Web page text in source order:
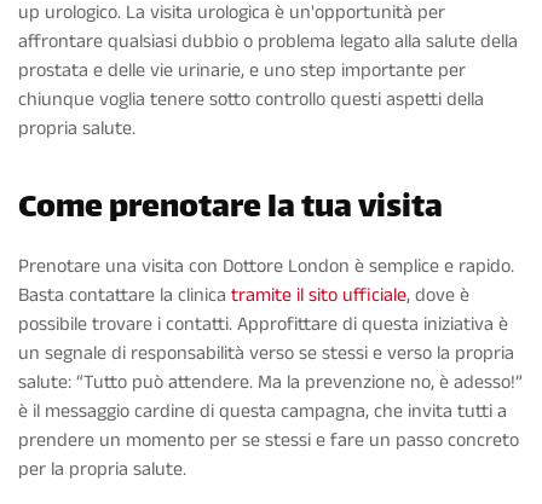
up urologico. La visita urologica è un'opportunità per
affrontare qualsiasi dubbio o problema legato alla salute della
prostata e delle vie urinarie, e uno step importante per
chiunque voglia tenere sotto controllo questi aspetti della
propria salute.
Come prenotare la tua visita
Prenotare una visita con Dottore London è semplice e rapido.
Basta contattare la clinica tramite il sito ufficiale, dove è
possibile trovare i contatti. Approfittare di questa iniziativa è
un segnale di responsabilità verso se stessi e verso la propria
salute: “Tutto può attendere. Ma la prevenzione no, è adesso!”
è il messaggio cardine di questa campagna, che invita tutti a
prendere un momento per se stessi e fare un passo concreto
per la propria salute.